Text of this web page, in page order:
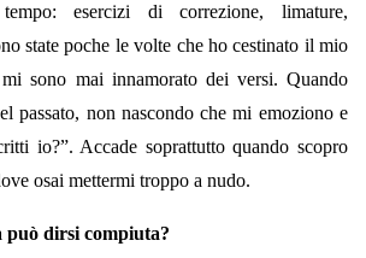
esercizi di correzione, limature,
state poche le volte che ho cestinato il mio
sono mai innamorato dei versi. Quando
passato, non nascondo che mi emoziono e
io?”. Accade soprattutto quando scopro
osai mettermi troppo a nudo.
può dirsi compiuta?